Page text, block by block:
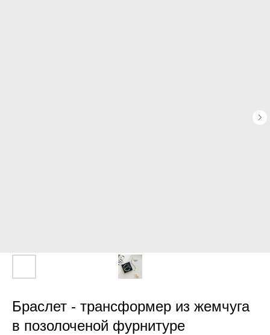
Браслет - трансформер из жемчуга
в позолоченой фурнитуре